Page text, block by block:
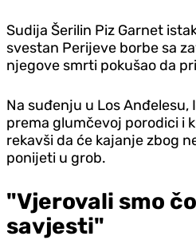
Sudija Šerilin Piz Garnet
svestan Perijeve borbe sa
njegove smrti pokušao da
Na suđenju u Los Anđelesu,
prema glumčevoj porodici i
rekavši da će kajanje zbog
ponijeti u grob.
"Vjerovali smo
savjesti"